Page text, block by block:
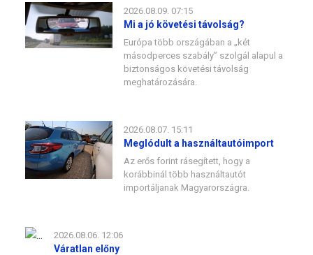
2026.08.09. 07:15
Mi a jó követési távolság?
Európa több országában a „két
másodperces szabály” szolgál alapul a
biztonságos követési távolság
meghatározására.
2026.08.07. 15:11
Meglódult a használtautóimport
Az erős forint rásegített, hogy a
korábbinál több használtautót
importáljanak Magyarországra.
2026.08.06. 12:06
Váratlan előny